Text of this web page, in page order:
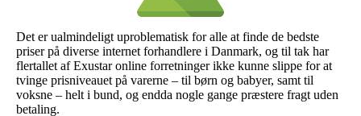
Det er ualmindeligt uproblematisk for alle at finde de bedste
priser på diverse internet forhandlere i Danmark, og til tak har
flertallet af Exustar online forretninger ikke kunne slippe for at
tvinge prisniveauet på varerne – til børn og babyer, samt til
voksne – helt i bund, og endda nogle gange præstere fragt uden
betaling.